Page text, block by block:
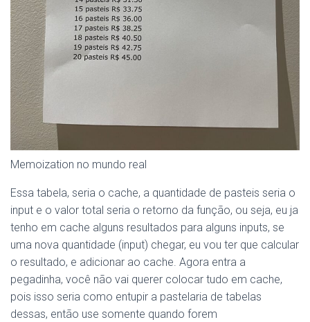
Memoization no mundo real
Essa tabela, seria o cache, a quantidade de pasteis seria o
input e o valor total seria o retorno da função, ou seja, eu ja
tenho em cache alguns resultados para alguns inputs, se
uma nova quantidade (input) chegar, eu vou ter que calcular
o resultado, e adicionar ao cache. Agora entra a
pegadinha, você não vai querer colocar tudo em cache,
pois isso seria como entupir a pastelaria de tabelas
dessas, então use somente quando forem